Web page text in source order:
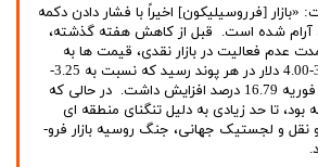
[فرروسیلیکون] اخیراً با فشار دادن دکمه
شده است. قبل از کاهش هفته گذشته،
عدم فعالیت در بازار نقدی، قیمت ها به
بالاترین حد خود یعنی 3.65-4.00 دلار در هر پوند رسید که نسبت به 3.25-
3.30 دلار در هر پوند در 17 فوریه 16.79 درصد افزایش داشت. در حالی که
بود، تا حد زیادی به دلیل تنگنای منطقه ای
و لجستیک جهانی، جنگ روسیه بازار فرو-